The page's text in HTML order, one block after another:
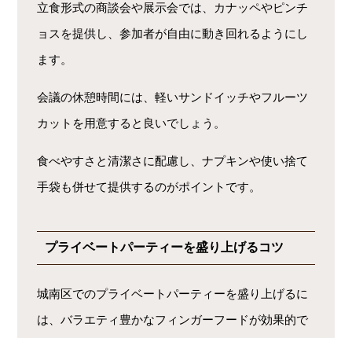
立食形式の商談会や展示会では、カナッペやピンチ
ョスを提供し、参加者が自由に動き回れるようにし
ます。
会議の休憩時間には、軽いサンドイッチやフルーツ
カットを用意すると良いでしょう。
食べやすさと清潔さに配慮し、ナプキンや使い捨て
手袋も併せて提供するのがポイントです。
プライベートパーティーを盛り上げるコツ
城南区でのプライベートパーティーを盛り上げるに
は、バラエティ豊かなフィンガーフードが効果的で